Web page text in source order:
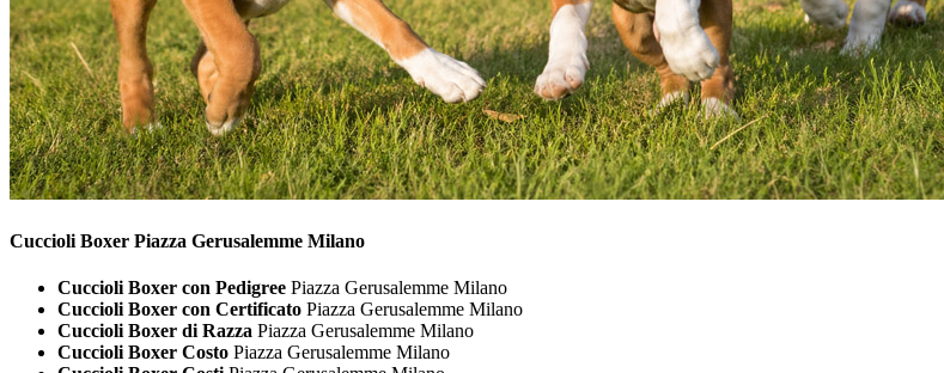
Cuccioli Boxer Piazza Gerusalemme Milano
Cuccioli Boxer con Pedigree Piazza Gerusalemme Milano
Cuccioli Boxer con Certificato Piazza Gerusalemme Milano
Cuccioli Boxer di Razza Piazza Gerusalemme Milano
Cuccioli Boxer Costo Piazza Gerusalemme Milano